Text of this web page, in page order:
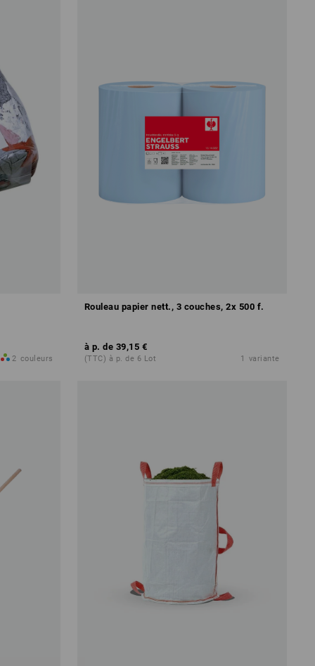
2 couleurs
Rouleau papier nett., 3 couches, 2x 500 f.
à p. de 39,15 €
(TTC) à p. de 6 Lot 1 variante